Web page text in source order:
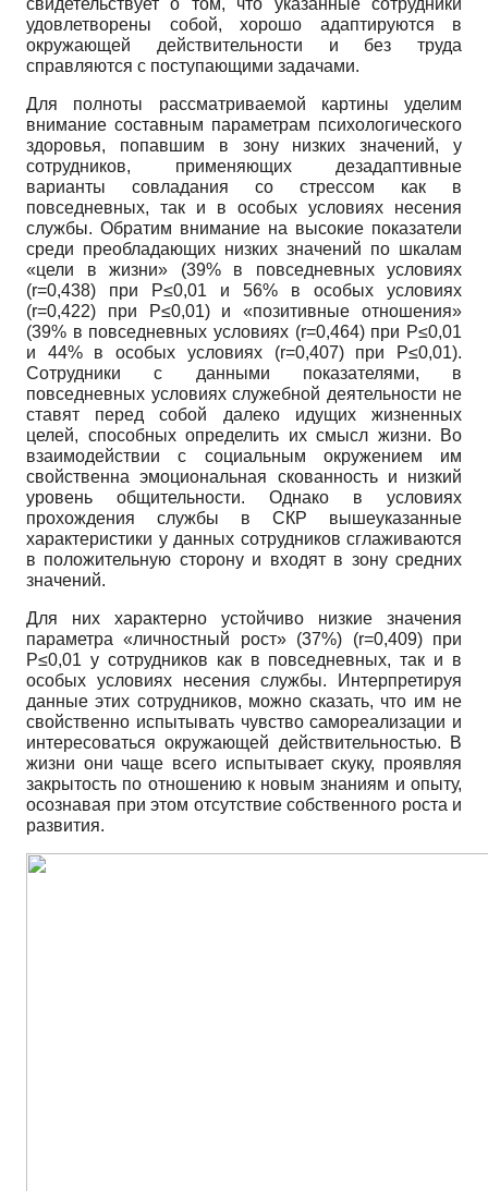
свидетельствует о том, что указанные сотрудники
удовлетворены собой, хорошо адаптируются в
окружающей действительности и без труда
справляются с поступающими задачами.
Для полноты рассматриваемой картины уделим
внимание составным параметрам психологического
здоровья, попавшим в зону низких значений, у
сотрудников, применяющих дезадаптивные
варианты совладания со стрессом как в
повседневных, так и в особых условиях несения
службы. Обратим внимание на высокие показатели
среди преобладающих низких значений по шкалам
«цели в жизни» (39% в повседневных условиях
(r=0,438) при P≤0,01 и 56% в особых условиях
(r=0,422) при P≤0,01) и «позитивные отношения»
(39% в повседневных условиях (r=0,464) при P≤0,01
и 44% в особых условиях (r=0,407) при P≤0,01).
Сотрудники с данными показателями, в
повседневных условиях служебной деятельности не
ставят перед собой далеко идущих жизненных
целей, способных определить их смысл жизни. Во
взаимодействии с социальным окружением им
свойственна эмоциональная скованность и низкий
уровень общительности. Однако в условиях
прохождения службы в СКР вышеуказанные
характеристики у данных сотрудников сглаживаются
в положительную сторону и входят в зону средних
значений.
Для них характерно устойчиво низкие значения
параметра «личностный рост» (37%) (r=0,409) при
P≤0,01 у сотрудников как в повседневных, так и в
особых условиях несения службы. Интерпретируя
данные этих сотрудников, можно сказать, что им не
свойственно испытывать чувство самореализации и
интересоваться окружающей действительностью. В
жизни они чаще всего испытывает скуку, проявляя
закрытость по отношению к новым знаниям и опыту,
осознавая при этом отсутствие собственного роста и
развития.